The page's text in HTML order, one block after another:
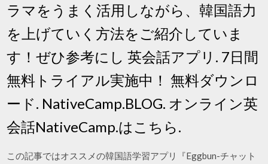
ラマをうまく活用しながら、韓国語力
を上げていく方法をご紹介していま
す！ぜひ参考にし 英会話アプリ. 7日間
無料トライアル実施中！ 無料ダウンロ
ード. NativeCamp.BLOG. オンライン英
会話NativeCamp.はこちら.
この記事ではオススメの韓国語学習アプリ『Eggbun-チャット